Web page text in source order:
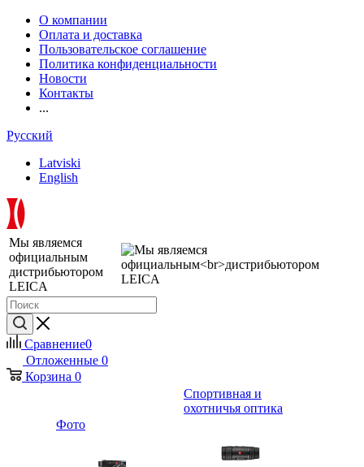
О компании
Оплата и доставка
Пользовательское соглашение
Политика конфиденциальности
Новости
Контакты
...
Русский
Latviski
English
Мы являемся
официальным
дистрибьютором
LEICA
Сравнение0
Отложенные 0
Корзина 0
Фото
Спортивная и
охотничья оптика